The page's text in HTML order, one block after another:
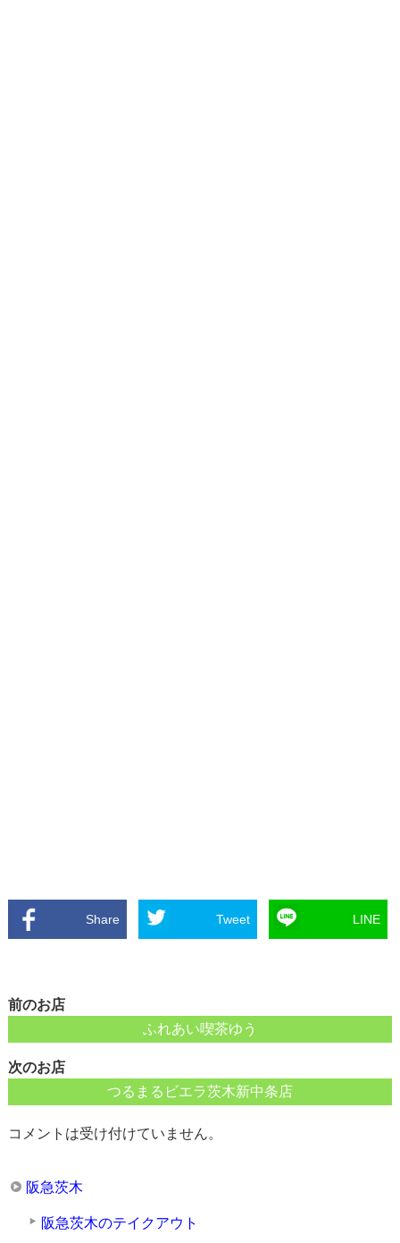
Share Tweet LINE
前のお店
ふれあい喫茶ゆう
次のお店
つるまるビエラ茨木新中条店
コメントは受け付けていません。
阪急茨木
阪急茨木のテイクアウト